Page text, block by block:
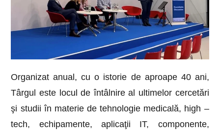
Organizat anual, cu o istorie de aproape 40 ani,
Târgul este locul de întâlnire al ultimelor cercetări
şi studii în materie de tehnologie medicală, high –
tech, echipamente, aplicaţii IT, componente,